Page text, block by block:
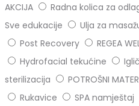
AKCIJA
Radna kolica za
Sve edukacije
Ulja za
Post Recovery
REGEA
Hydrofacial tekućine
sterilizacija
POTROŠNI
Rukavice
SPA namještaj